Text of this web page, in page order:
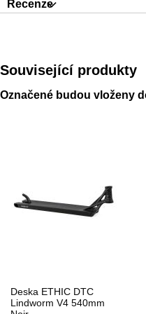
Recenze
Související produkty
Označené budou vloženy
Deska ETHIC DTC
Lindworm V4 540mm